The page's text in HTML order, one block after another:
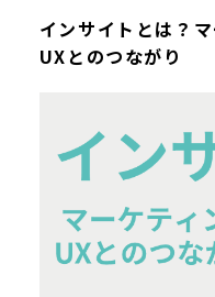
インサイトとは？
UXとのつながり